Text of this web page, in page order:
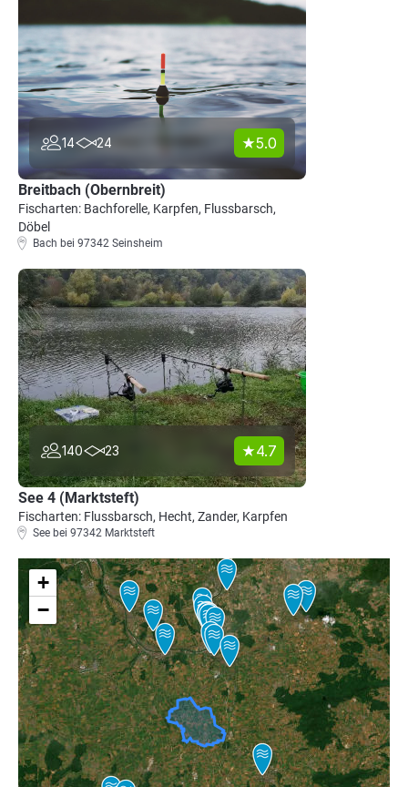
14 24 5.0
Breitbach (Obernbreit)
Fischarten: Bachforelle, Karpfen, Flussbarsch,
Döbel
Bach bei 97342 Seinsheim
140 23 4.7
See 4 (Marktsteft)
Fischarten: Flussbarsch, Hecht, Zander, Karpfen
See bei 97342 Marktsteft
+
−